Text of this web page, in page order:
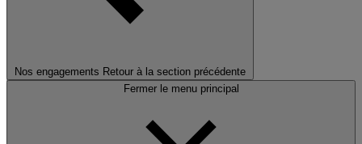
Nos engagements Retour à la section précédente
Fermer le menu principal